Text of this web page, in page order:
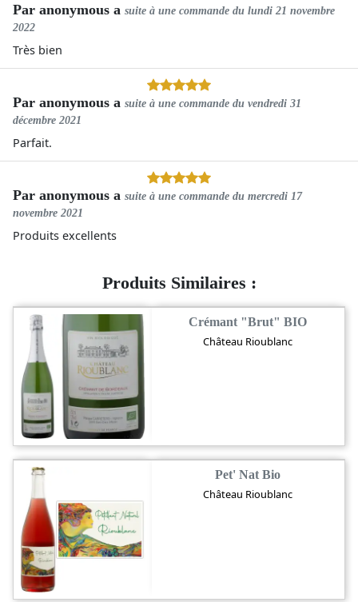
Par anonymous a suite à une commande du lundi 21 novembre
2022
Très bien
Par anonymous a suite à une commande du vendredi 31
décembre 2021
Parfait.
Par anonymous a suite à une commande du mercredi 17
novembre 2021
Produits excellents
Produits Similaires :
Crémant "Brut" BIO
Château Rioublanc
Pet' Nat Bio
Château Rioublanc